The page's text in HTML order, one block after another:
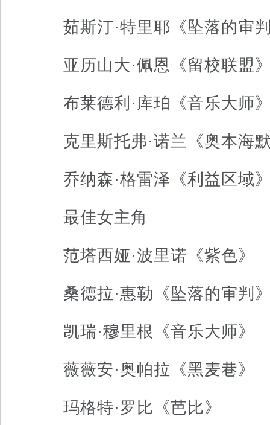
茹斯汀·特里耶《坠落的审
亚历山大·佩恩《留校联盟
布莱德利·库珀《音乐大师
克里斯托弗·诺兰《奥本海
乔纳森·格雷泽《利益区域
最佳女主角
范塔西娅·波里诺《紫色》
桑德拉·惠勒《坠落的审判
凯瑞·穆里根《音乐大师》
薇薇安·奥帕拉《黑麦巷》
玛格特·罗比《芭比》